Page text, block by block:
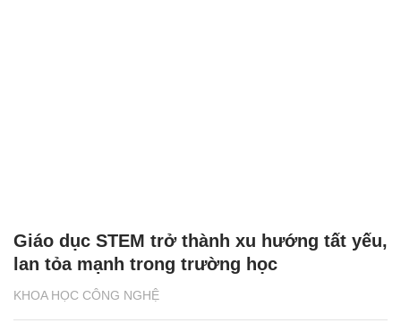
KHOA HỌC CÔNG NGHỆ
Giáo dục STEM trở thành xu hướng tất yếu,
lan tỏa mạnh trong trường học